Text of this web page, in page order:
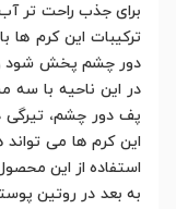
برای جذب راحت تر
ترکیبات این کرم
دور چشم پخش شود و
در این ناحیه با
پف دور چشم، تیرگی
این کرم ها می
استفاده از این
به بعد در روتین